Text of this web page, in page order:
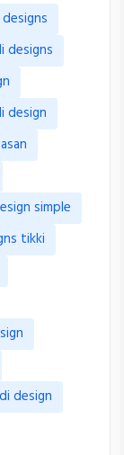
designs
design
simple
tikki
design